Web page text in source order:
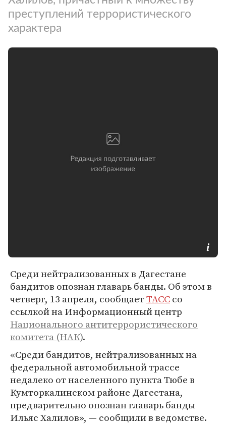
преступлений террористического
характера
Среди нейтрализованных в Дагестане
бандитов опознан главарь банды. Об этом в
четверг, 13 апреля, сообщаетТАССсо
ссылкой на Информационный центр
Национального антитеррористического
комитета (НАК).
«Среди бандитов, нейтрализованных на
федеральной автомобильной трассе
недалеко от населенного пункта Тюбе в
Кумторкалинском районе Дагестана,
предварительно опознан главарь банды
Ильяс Халилов», — сообщили в ведомстве.